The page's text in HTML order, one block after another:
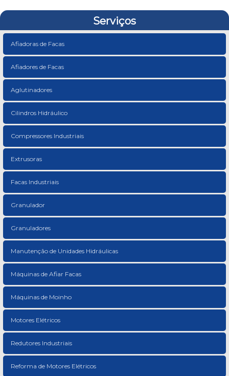
Serviços
Afiadoras de Facas
Afiadores de Facas
Aglutinadores
Cilindros Hidráulico
Compressores Industriais
Extrusoras
Facas Industriais
Granulador
Granuladores
Manutenção de Unidades Hidráulicas
Máquinas de Afiar Facas
Máquinas de Moinho
Motores Elétricos
Redutores Industriais
Reforma de Motores Elétricos